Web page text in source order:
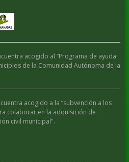
acogido al “Programa de ayuda
de la Comunidad Autónoma de la
acogido a la “subvención a los
colaborar en la adquisición de
civil municipal".